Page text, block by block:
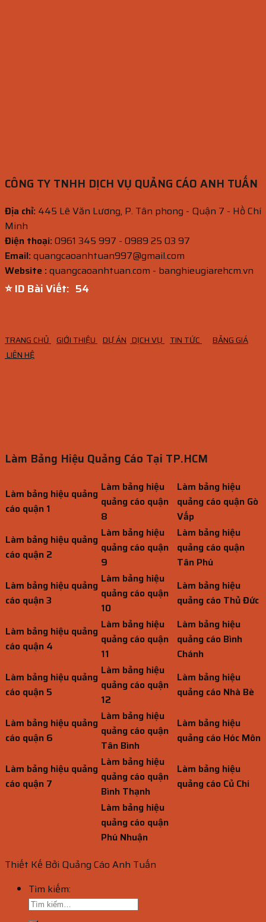
CÔNG TY TNHH DỊCH VỤ QUẢNG CÁO ANH TUẤN
Địa chỉ: 445 Lê Văn Lương, P. Tân phong - Quận 7 - Hồ Chí
Minh
Điện thoại:0961 345 997 - 0989 25 03 97
Email:quangcaoanhtuan997@gmail.com
Website :quangcaoanhtuan.com - banghieugiarehcm.vn
⭐ ID Bài Viết: 53
TRANG CHỦ GIỚI THIỆU DỰ ÁN DỊCH VỤ TIN TỨC
BẢNG GIÁ
LIÊN HỆ
Làm Bảng Hiệu Quảng Cáo Tại TP.HCM
Làm bảng hiệu quảng
cáo quận 1
Làm bảng hiệu
quảng cáo quận
8
Làm bảng hiệu
quảng cáo quận Gò
Vấp
Làm bảng hiệu quảng
cáo quận 2
Làm bảng hiệu
quảng cáo quận
9
Làm bảng hiệu
quảng cáo quận
Tân Phú
Làm bảng hiệu quảng
cáo quận 3
Làm bảng hiệu
quảng cáo quận
10
Làm bảng hiệu
quảng cáo Thủ Đức
Làm bảng hiệu quảng
cáo quận 4
Làm bảng hiệu
quảng cáo quận
11
Làm bảng hiệu
quảng cáo Bình
Chánh
Làm bảng hiệu quảng
cáo quận 5
Làm bảng hiệu
quảng cáo quận
12
Làm bảng hiệu
quảng cáo Nhà Bè
Làm bảng hiệu quảng
cáo quận 6
Làm bảng hiệu
quảng cáo quận
Tân Bình
Làm bảng hiệu
quảng cáo Hóc Môn
Làm bảng hiệu quảng
cáo quận 7
Làm bảng hiệu
quảng cáo quận
Bình Thạnh
Làm bảng hiệu
quảng cáo Củ Chi
Làm bảng hiệu
quảng cáo quận
Phú Nhuận
Thiết Kế Bởi Quảng Cáo Anh Tuấn
Tìm kiếm: